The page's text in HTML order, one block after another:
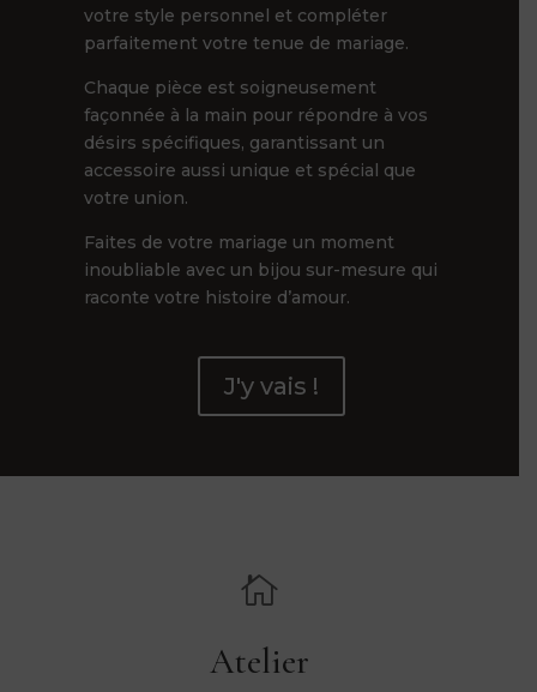
votre style personnel et compléter
parfaitement votre tenue de mariage.
Chaque pièce est soigneusement
façonnée à la main pour répondre à vos
désirs spécifiques, garantissant un
accessoire aussi unique et spécial que
votre union.
Faites de votre mariage un moment
inoubliable avec un bijou sur-mesure qui
raconte votre histoire d’amour.
J'y vais !

Atelier